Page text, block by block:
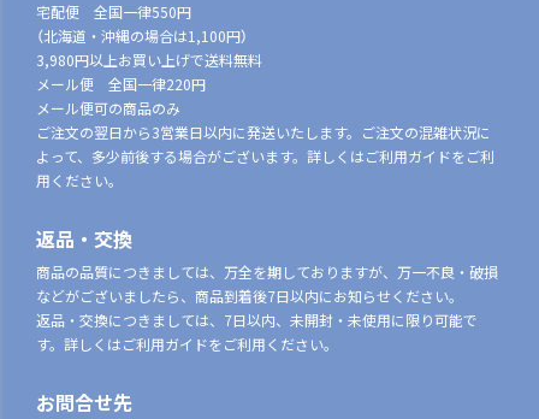
宅配便 全国一律550円
（北海道・沖縄の場合は1,100円）
3,980円以上お買い上げで送料無料
メール便 全国一律220円
メール便可の商品のみ
ご注文の翌日から3営業日以内に発送いたします。ご注文の混雑状況に
よって、多少前後する場合がございます。詳しくはご利用ガイドをご利
用ください。
返品・交換
商品の品質につきましては、万全を期しておりますが、万一不良・破損
などがございましたら、商品到着後7日以内にお知らせください。
返品・交換につきましては、7日以内、未開封・未使用に限り可能で
す。詳しくはご利用ガイドをご利用ください。
お問合せ先